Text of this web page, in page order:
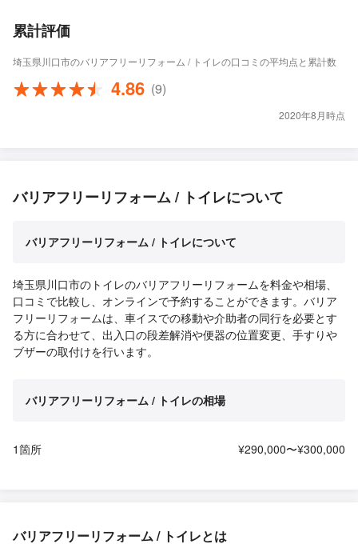
累計評価
埼玉県川口市のバリアフリーリフォーム / トイレの口コミの平均点と累計数
4.86 (9)
2020年8月時点
バリアフリーリフォーム / トイレについて
バリアフリーリフォーム / トイレについて
埼玉県川口市のトイレのバリアフリーリフォームを料金や相場、
口コミで比較し、オンラインで予約することができます。バリア
フリーリフォームは、車イスでの移動や介助者の同行を必要とす
る方に合わせて、出入口の段差解消や便器の位置変更、手すりや
ブザーの取付けを行います。
バリアフリーリフォーム / トイレの相場
1箇所 ¥290,000〜¥300,000
バリアフリーリフォーム / トイレとは